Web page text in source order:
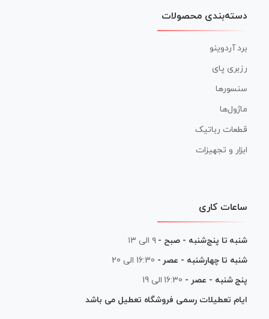
دسته‌بندی محصولات
برد آردوینو
رزبری پای
سنسورها
ماژول‌ها
قطعات رباتیک
ابزار و تجهیزات
ساعات کاری
شنبه تا پنج‌شنبه - صبح - ۹ الی ۱۳
شنبه تا چهارشنبه - عصر - 16:30 الی 20
پنج شنبه - عصر - 16:30 الی 19
ایام تعطیلات رسمی فروشگاه تعطیل می باشد